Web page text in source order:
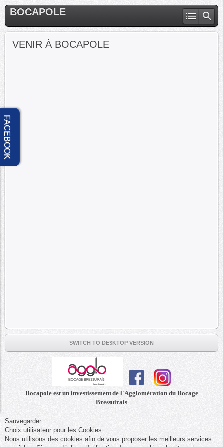
BOCAPOLE
VENIR À BOCAPOLE
SWITCH TO DESKTOP VERSION
Bocapole est un investissement de l'Agglomération du Bocage
Bressuirais
Sauvegarder
Choix utilisateur pour les Cookies
Nous utilisons des cookies afin de vous proposer les meilleurs services
FACEBOOK